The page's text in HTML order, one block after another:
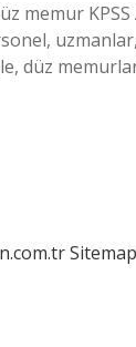
memur KPSS
düz
Sitemap